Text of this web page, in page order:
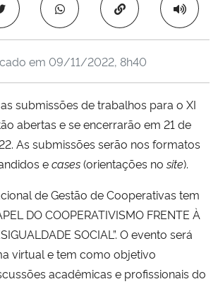
Inovações e Comunicações
Regional
Copiar para área
em 09/11/2022, 8h40
submissões de trabalhos para o XI
abertas e se encerrarão em 21 de
As submissões serão nos formatos
ecases(orientações nosite).
de Gestão de Cooperativas tem
DO COOPERATIVISMO FRENTE À
SOCIAL”. O evento será
virtual e tem como objetivo
acadêmicas e profissionais do